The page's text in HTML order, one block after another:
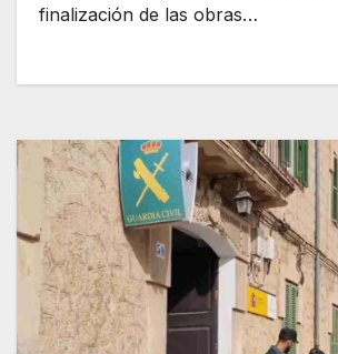
finalización de las obras…